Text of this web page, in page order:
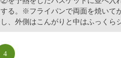
する。※フライパンで両面を焼いて
し、外側はこんがりと中はふっくら
4